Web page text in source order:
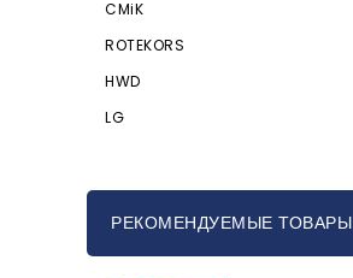
CMiK
ROTEKORS
HWD
LG
РЕКОМЕНДУЕМЫЕ ТОВАРЫ